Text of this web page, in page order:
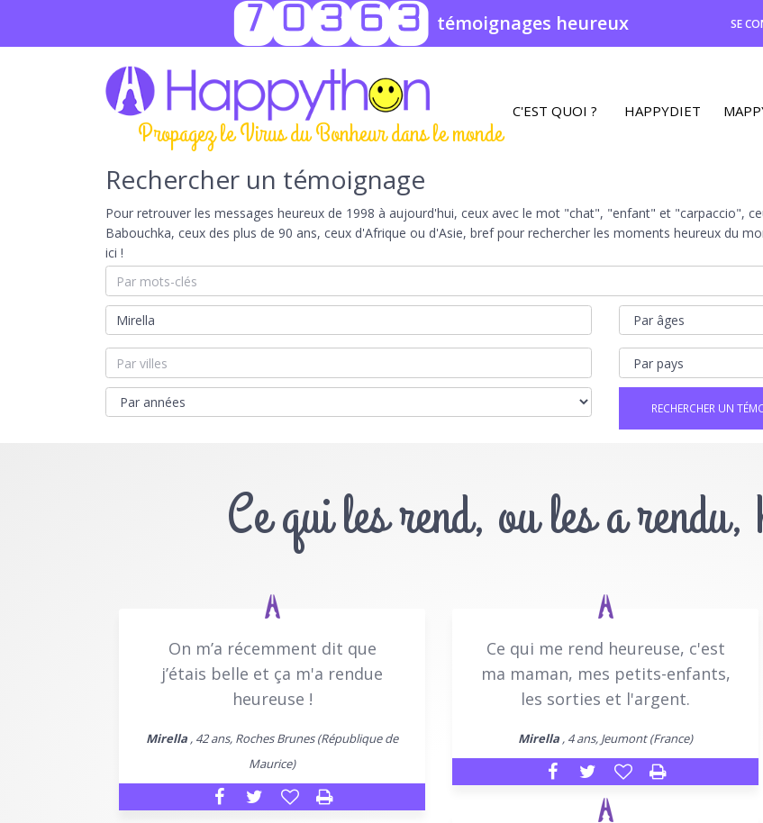
70363 témoignages heureux SE
Propagez le Virus du Bonheur dans le monde
C'EST QUOI ? HAPPYDIET
Rechercher un témoignage
Pour retrouver les messages heureux de 1998 à aujourd'hui, ceux avec le mot "chat", "enfant" et "carpaccio",
Babouchka, ceux des plus de 90 ans, ceux d'Afrique ou d'Asie, bref pour rechercher les moments heureux du
ici !
Ce qui les rend, ou les a
On m’a récemment dit que
j’étais belle et ça m'a rendue
heureuse !
Mirella , 42 ans, Roches Brunes (République de
Maurice)
Ce qui me rend heureuse, c'est
ma maman, mes petits-enfants,
les sorties et l'argent.
Mirella , 4 ans, Jeumont (France)